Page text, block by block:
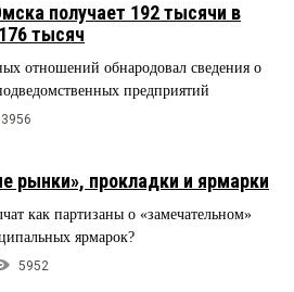
получает 192 тысячи в
тысяч
отношений обнародовал сведения о
предприятий
3956
рынки», прокладки и ярмарки
как партизаны о «замечательном»
ярмарок?
5952